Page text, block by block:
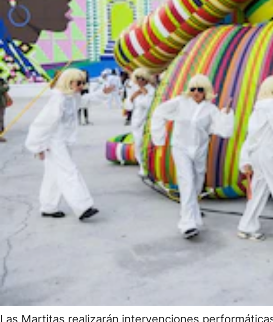
Las Martitas realizarán intervenciones